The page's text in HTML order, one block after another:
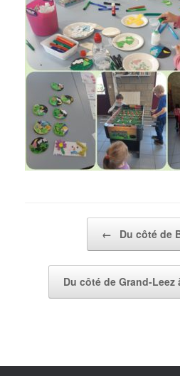
← Du côté de
Du côté de Grand-Leez